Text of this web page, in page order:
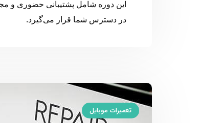
این دوره شامل پشتیبانی حضوری و
در دسترس شما قرار می‌گیرد.
تعمیرات موبایل